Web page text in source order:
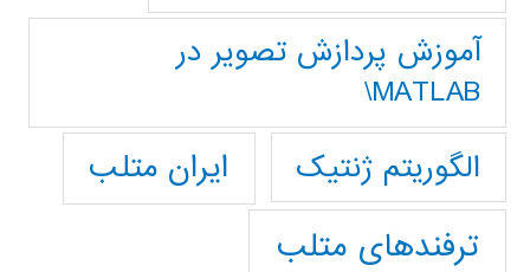
آموزش پردازش تصوير در
MATLAB\
الگوریتم ژنتیک
ایران متلب
ترفندهای متلب